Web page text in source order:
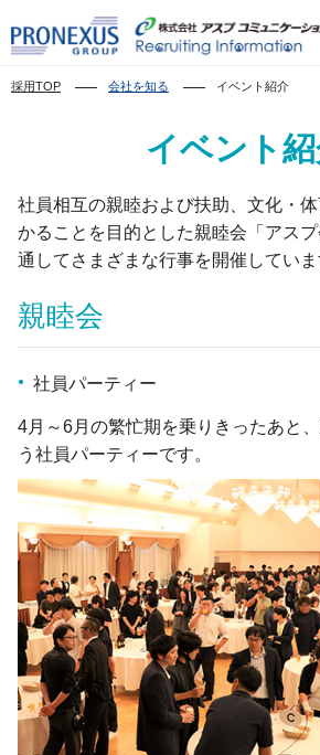
採用TOP 会社を知る イベント紹介
イベント
社員相互の親睦および扶助、文化・
かることを目的とした親睦会「アス
通してさまざまな行事を開催していま
親睦会
社員パーティー
4月～6月の繁忙期を乗りきったあと
う社員パーティーです。